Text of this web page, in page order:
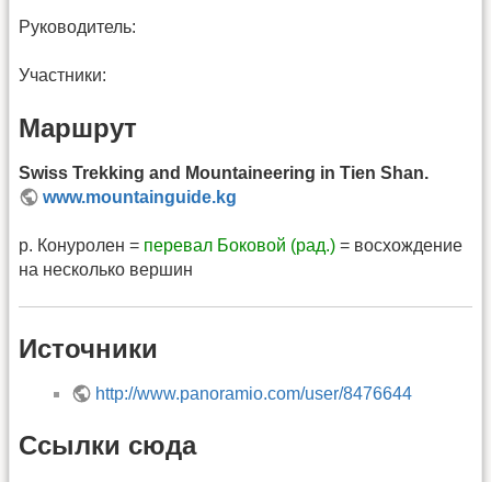
Руководитель:
Участники:
Маршрут
Swiss Trekking and Mountaineering in Tien Shan.
www.mountainguide.kg
р. Конуролен = перевал Боковой (рад.) = восхождение
на несколько вершин
Источники
http://www.panoramio.com/user/8476644
Ссылки сюда